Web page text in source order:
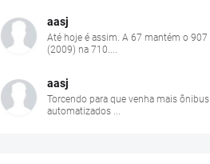
aasj
Até hoje é assim. A 67 mantém o 907
(2009) na 710....
aasj
Torcendo para que venha mais ônibus
automatizados ...